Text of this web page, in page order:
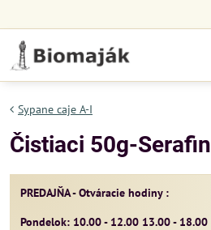
Sypane caje A-I
Čistiaci 50g-Serafin
PREDAJŇA - Otváracie hodiny :
Pondelok: 10.00 - 12.00 13.00 - 18.00